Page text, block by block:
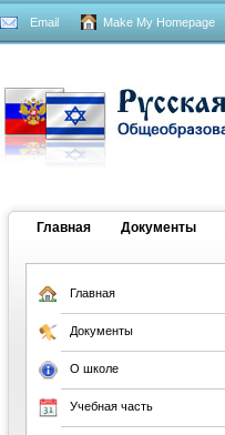
Email Make My Homepage
Главная Документы
Главная
Документы
О школе
Учебная часть